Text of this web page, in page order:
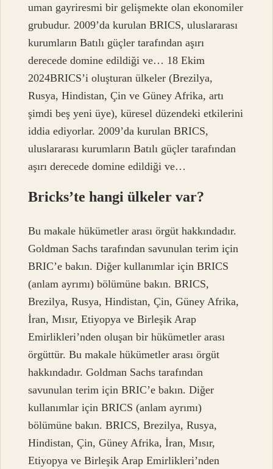
uman gayriresmi bir gelişmekte olan ekonomiler
grubudur. 2009’da kurulan BRICS, uluslararası
kurumların Batılı güçler tarafından aşırı
derecede domine edildiği ve… 18 Ekim
2024BRICS’i oluşturan ülkeler (Brezilya,
Rusya, Hindistan, Çin ve Güney Afrika, artı
şimdi beş yeni üye), küresel düzendeki etkilerini
iddia ediyorlar. 2009’da kurulan BRICS,
uluslararası kurumların Batılı güçler tarafından
aşırı derecede domine edildiği ve…
Bricks’te hangi ülkeler var?
Bu makale hükümetler arası örgüt hakkındadır.
Goldman Sachs tarafından savunulan terim için
BRIC’e bakın. Diğer kullanımlar için BRICS
(anlam ayrımı) bölümüne bakın. BRICS,
Brezilya, Rusya, Hindistan, Çin, Güney Afrika,
İran, Mısır, Etiyopya ve Birleşik Arap
Emirlikleri’nden oluşan bir hükümetler arası
örgüttür. Bu makale hükümetler arası örgüt
hakkındadır. Goldman Sachs tarafından
savunulan terim için BRIC’e bakın. Diğer
kullanımlar için BRICS (anlam ayrımı)
bölümüne bakın. BRICS, Brezilya, Rusya,
Hindistan, Çin, Güney Afrika, İran, Mısır,
Etiyopya ve Birleşik Arap Emirlikleri’nden